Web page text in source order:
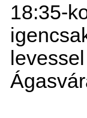
18:35-